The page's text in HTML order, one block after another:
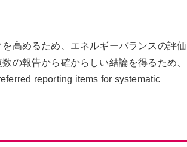
高めるため、エネルギーバランスの評価
の報告から確からしい結論を得るため、
reporting items for systematic